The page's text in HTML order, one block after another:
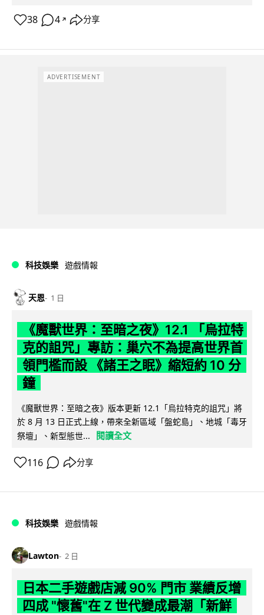
38 4 ↗ 分享
ADVERTISEMENT
科技娛樂 遊戲情報
天恩 1 日
《魔獸世界：至暗之夜》12.1 「烏拉特
克的詛咒」專訪：巢穴不為提高世界首
領門檻而設 《諸王之眠》縮短約 10 分
鐘
《魔獸世界：至暗之夜》版本更新 12.1「烏拉特克的詛咒」將
於 8 月 13 日正式上線，帶來全新區域「盤蛇島」、地城「毒牙
祭壇」、新型態世...
閱讀全文
116 分享
科技娛樂 遊戲情報
Lawton 2 日
日本二手遊戲店減 90% 門市 業績反增
四成 "懷舊"在 Z 世代變成最潮「新鮮